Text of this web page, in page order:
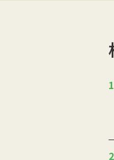
1
2